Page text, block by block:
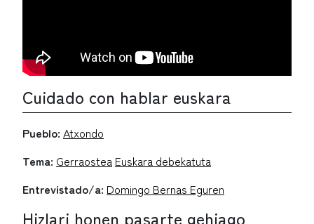
Cuidado con hablar euskara
Pueblo: Atxondo
Tema: Gerraostea Euskara debekatuta
Entrevistado/a: Domingo Bernas Eguren
Hizlari honen pasarte gehiago